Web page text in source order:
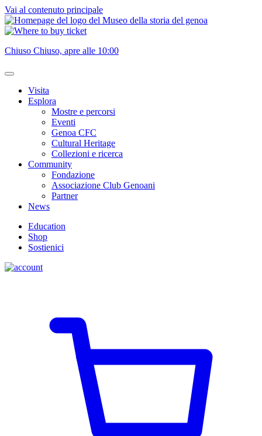
Vai al contenuto principale
Chiuso Chiuso, apre alle 10:00
Visita
Esplora
Mostre e percorsi
Eventi
Genoa CFC
Cultural Heritage
Collezioni e ricerca
Community
Fondazione
Associazione Club Genoani
Partner
News
Education
Shop
Sostienici